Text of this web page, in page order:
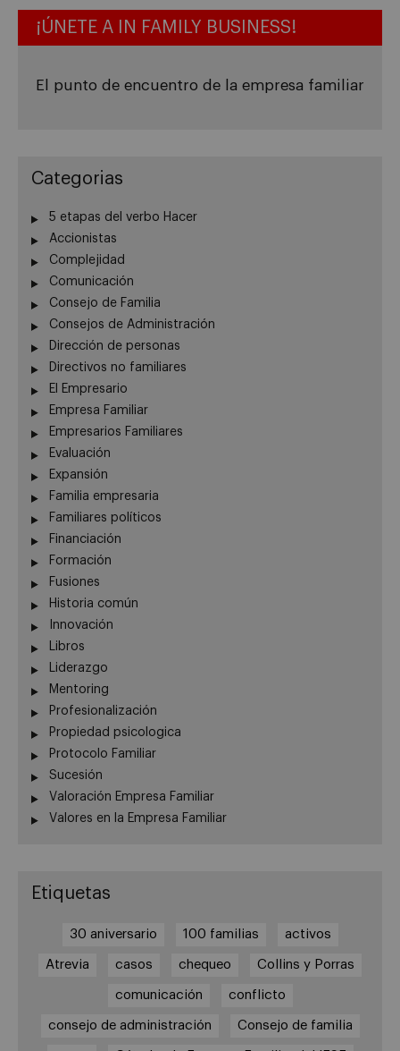
¡ÚNETE A IN FAMILY BUSINESS!
El punto de encuentro de la empresa familiar
Categorias
5 etapas del verbo Hacer
Accionistas
Complejidad
Comunicación
Consejo de Familia
Consejos de Administración
Dirección de personas
Directivos no familiares
El Empresario
Empresa Familiar
Empresarios Familiares
Evaluación
Expansión
Familia empresaria
Familiares políticos
Financiación
Formación
Fusiones
Historia común
Innovación
Libros
Liderazgo
Mentoring
Profesionalización
Propiedad psicologica
Protocolo Familiar
Sucesión
Valoración Empresa Familiar
Valores en la Empresa Familiar
Etiquetas
30 aniversario 100 familias activos
Atrevia casos chequeo Collins y Porras
comunicación conflicto
consejo de administración Consejo de familia